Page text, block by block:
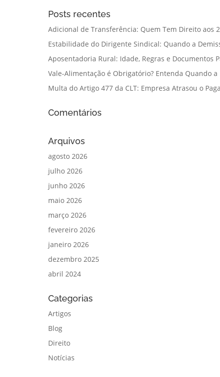
Posts recentes
Adicional de Transferência: Quem Tem Direito aos
Estabilidade do Dirigente Sindical: Quando a
Aposentadoria Rural: Idade, Regras e Documentos
Vale-Alimentação é Obrigatório? Entenda Quando
Multa do Artigo 477 da CLT: Empresa Atrasou o
Comentários
Arquivos
agosto 2026
julho 2026
junho 2026
maio 2026
março 2026
fevereiro 2026
janeiro 2026
dezembro 2025
abril 2024
Categorias
Artigos
Blog
Direito
Notícias